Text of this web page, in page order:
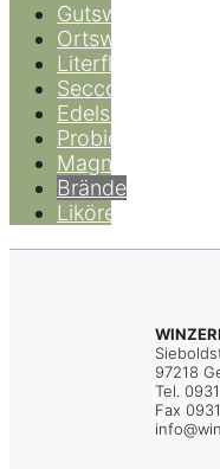
Gutsweine
Ortsweine
Literflaschen
Secco
Edelsüß
Probierpakete
Magnumflaschen
Brände
Liköre
97218
Tel.
Fax